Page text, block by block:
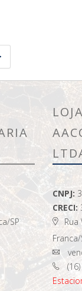
SP
CNPJ:
CRECI:
Franca/